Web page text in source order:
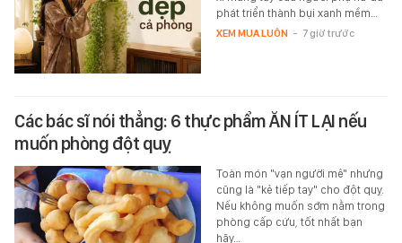
phát triển thành bụi xanh mềm…
XEM MUA LUÔN - 7 giờ trước
Các bác sĩ nói thẳng: 6 thực phẩm ĂN ÍT LẠI nếu
muốn phòng đột quỵ
Toàn món "vạn người mê" nhưng
cũng là "kẻ tiếp tay" cho đột quỵ.
Nếu không muốn sớm nằm trong
phòng cấp cứu, tốt nhất bạn
hãy…